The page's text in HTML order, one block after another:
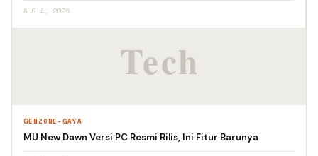
AUG 4, 2026
GENZONE-GAYA
MU New Dawn Versi PC Resmi Rilis, Ini Fitur Barunya